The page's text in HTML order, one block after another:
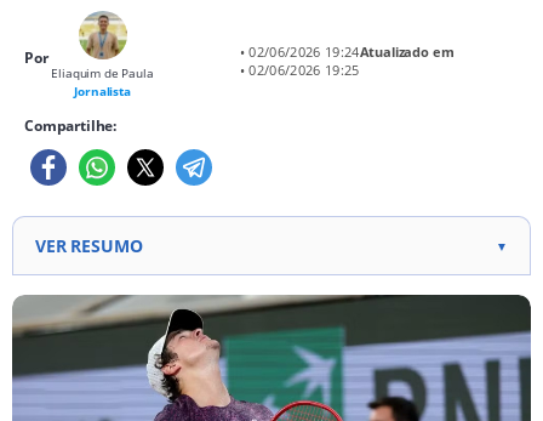
Por
Eliaquim de Paula
Jornalista
• 02/06/2026 19:24Atualizado em
• 02/06/2026 19:25
Compartilhe:
VER RESUMO ▼
João Fonseca é eliminado por Jakub Mensik nas
quartas de final de Roland Garros.
O brasileiro perdeu por 3 sets a 0, com parciais de
6/4, 6/3 e 7/6 (3).